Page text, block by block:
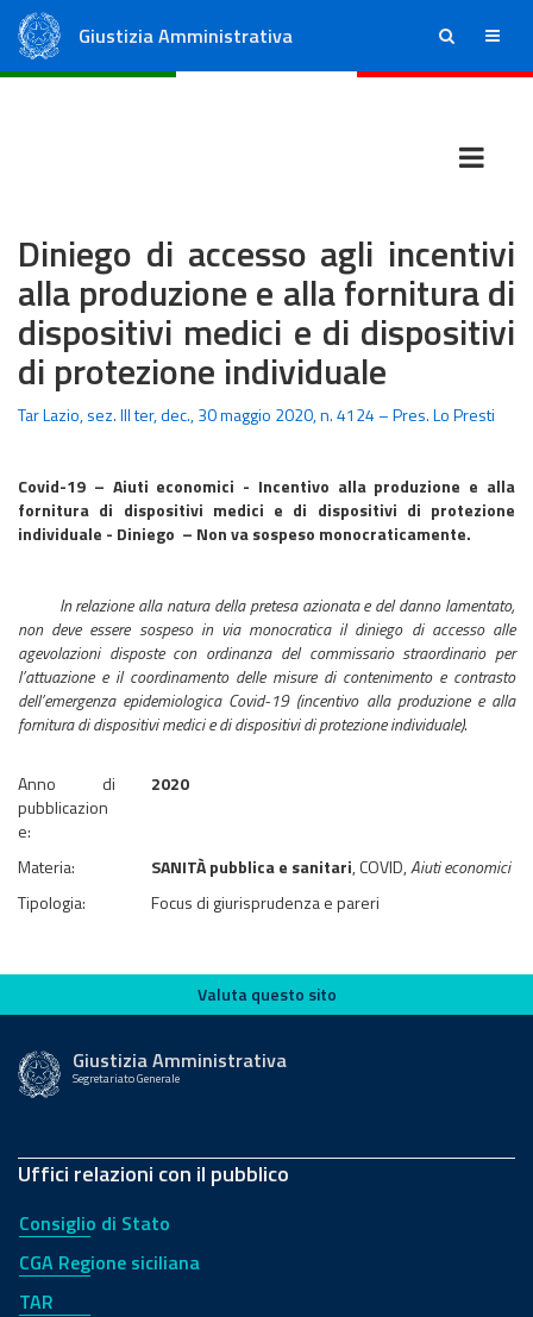
Giustizia Amministrativa ricerca menu
Diniego di accesso agli incentivi
alla produzione e alla fornitura di
dispositivi medici e di dispositivi
di protezione individuale
Tar Lazio, sez. III ter, dec., 30 maggio 2020, n. 4124 – Pres. Lo Presti
Covid-19 – Aiuti economici - Incentivo alla produzione e alla
fornitura di dispositivi medici e di dispositivi di protezione
individuale - Diniego – Non va sospeso monocraticamente.
In relazione alla natura della pretesa azionata e del danno lamentato,
non deve essere sospeso in via monocratica il diniego di accesso alle
agevolazioni disposte con ordinanza del commissario straordinario per
l’attuazione e il coordinamento delle misure di contenimento e contrasto
dell’emergenza epidemiologica Covid-19 (incentivo alla produzione e alla
fornitura di dispositivi medici e di dispositivi di protezione individuale).
Anno di
pubblicazion
e:
2020
Materia: SANITÀ pubblica e sanitari, COVID,Aiuti economici
Tipologia:
Focus di giurisprudenza e pareri
Valuta questo sito
Valuta questo sito
Giustizia Amministrativa
Segretariato Generale
Uffici relazioni con il pubblico
Consiglio di Stato
CGA Regione siciliana
TAR